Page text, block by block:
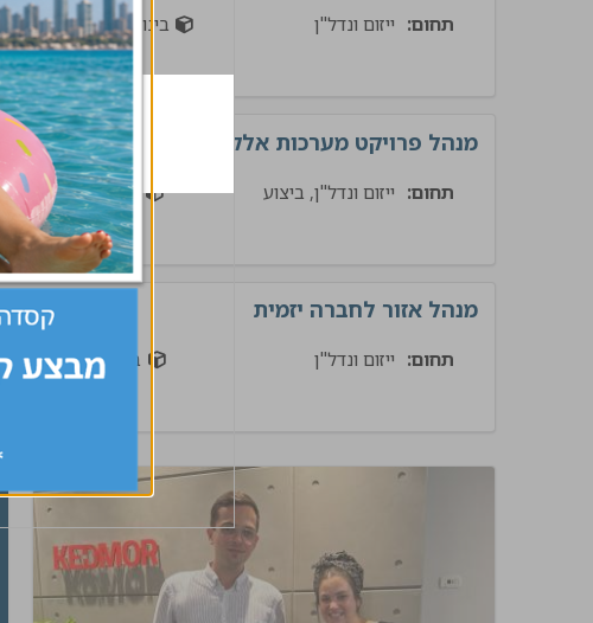
תחום: ייזום ונדל"ן בינוי
מנהל פרויקט מערכות אלקטרומכניות
תחום: ייזום ונדל"ן, ביצוע בינוי
מנהל אזור לחברה יזמית
תחום: ייזום ונדל"ן בינוי